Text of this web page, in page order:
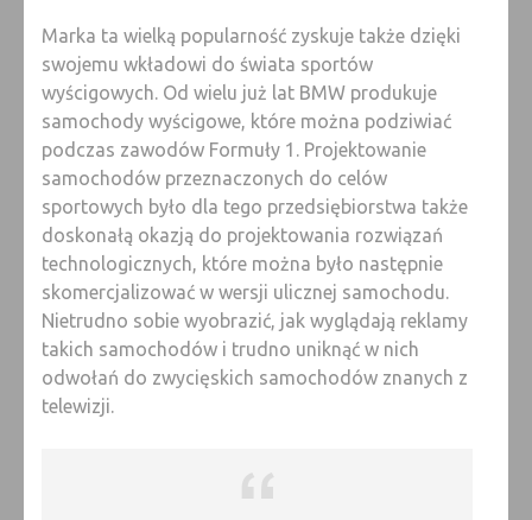
Marka ta wielką popularność zyskuje także dzięki
swojemu wkładowi do świata sportów
wyścigowych. Od wielu już lat BMW produkuje
samochody wyścigowe, które można podziwiać
podczas zawodów Formuły 1. Projektowanie
samochodów przeznaczonych do celów
sportowych było dla tego przedsiębiorstwa także
doskonałą okazją do projektowania rozwiązań
technologicznych, które można było następnie
skomercjalizować w wersji ulicznej samochodu.
Nietrudno sobie wyobrazić, jak wyglądają reklamy
takich samochodów i trudno uniknąć w nich
odwołań do zwycięskich samochodów znanych z
telewizji.